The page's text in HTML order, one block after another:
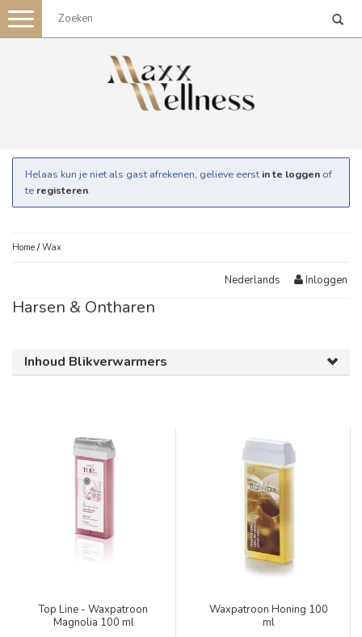
Toggle
navigation
Helaas kun je niet als gast afrekenen, gelieve eerst in te loggen of
te registeren.
Home /Wax
Nederlands Inloggen
Harsen & Ontharen
Inhoud Blikverwarmers
Top Line - Waxpatroon
Magnolia 100 ml
Waxpatroon Honing 100
ml